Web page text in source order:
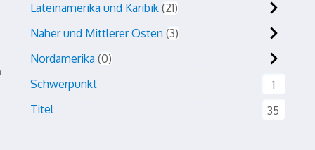
Lateinamerika und Karibik 21
Naher und Mittlerer Osten 3
Nordamerika 0
Schwerpunkt
1
Titel
35